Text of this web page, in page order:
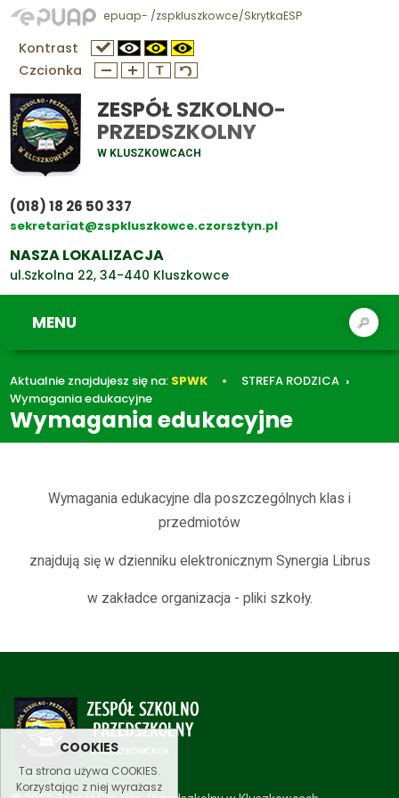
COOKIES
Ta strona używa COOKIES.
Korzystając z niej wyrażasz
epuap- /zspkluszkowce/SkrytkaESP
Kontrast
Czcionka
ZESPÓŁ SZKOLNO-
PRZEDSZKOLNY
W KLUSZKOWCACH
(018) 18 26 50 337
sekretariat@zspkluszkowce.czorsztyn.pl
NASZA LOKALIZACJA
ul.Szkolna 22, 34-440 Kluszkowce
Aktualnie znajdujesz się na: SPWK
STREFA RODZICA
Wymagania edukacyjne
Wymagania edukacyjne
MENU
Wymagania edukacyjne dla poszczególnych klas i
przedmiotów
znajdują się w dzienniku elektronicznym Synergia Librus
w zakładce organizacja - pliki szkoły.